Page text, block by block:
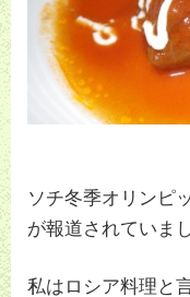
ソチ冬季オリンピ
が報道されていま
私はロシア料理と